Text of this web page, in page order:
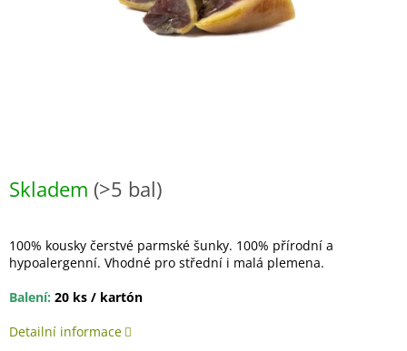
Skladem (>5 bal)
100% kousky čerstvé parmské šunky. 100% přírodní a
hypoalergenní. Vhodné pro střední i malá plemena.
Balení: 20 ks / kartón
Detailní informace